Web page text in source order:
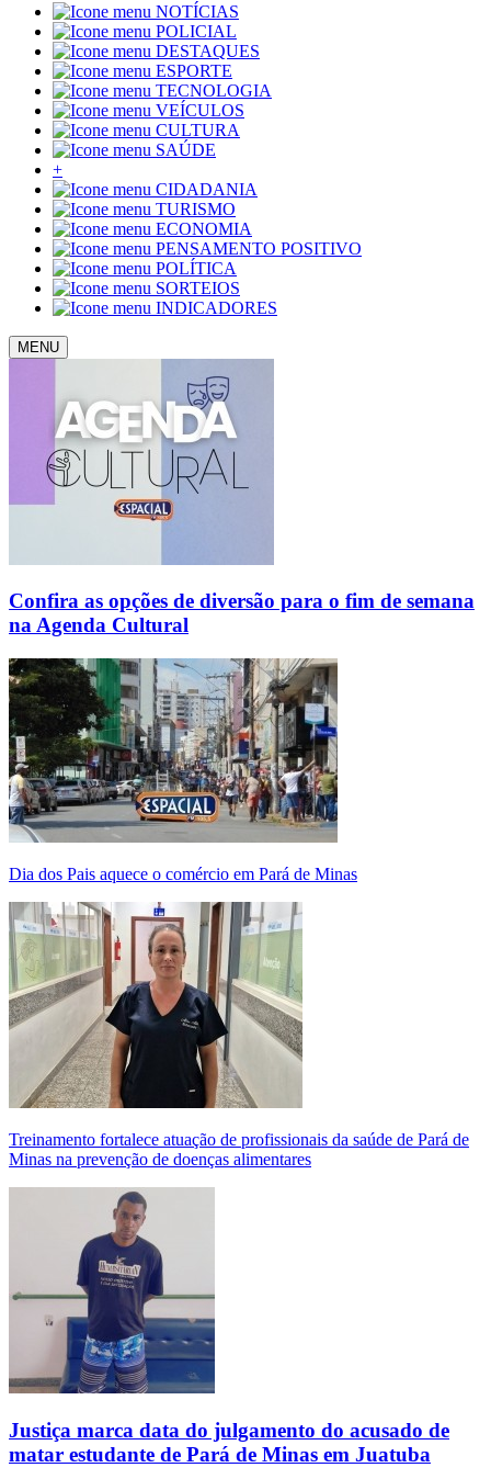
NOTÍCIAS
POLICIAL
DESTAQUES
ESPORTE
TECNOLOGIA
VEÍCULOS
CULTURA
SAÚDE
+
CIDADANIA
TURISMO
ECONOMIA
PENSAMENTO POSITIVO
POLÍTICA
SORTEIOS
INDICADORES
MENU
Confira as opções de diversão para o fim de semana
na Agenda Cultural
Dia dos Pais aquece o comércio em Pará de Minas
Treinamento fortalece atuação de profissionais da saúde de Pará de
Minas na prevenção de doenças alimentares
Justiça marca data do julgamento do acusado de
matar estudante de Pará de Minas em Juatuba